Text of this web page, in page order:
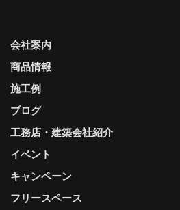
会社案内
商品情報
施工例
ブログ
工務店・建築会社紹介
イベント
キャンペーン
フリースペース